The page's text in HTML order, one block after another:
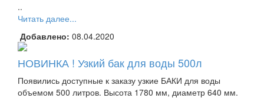
..
Читать далее...
Добавлено: 08.04.2020
НОВИНКА ! Узкий бак для воды 500л
Появились доступные к заказу узкие БАКИ для воды
объемом 500 литров. Высота 1780 мм, диаметр 640 мм.